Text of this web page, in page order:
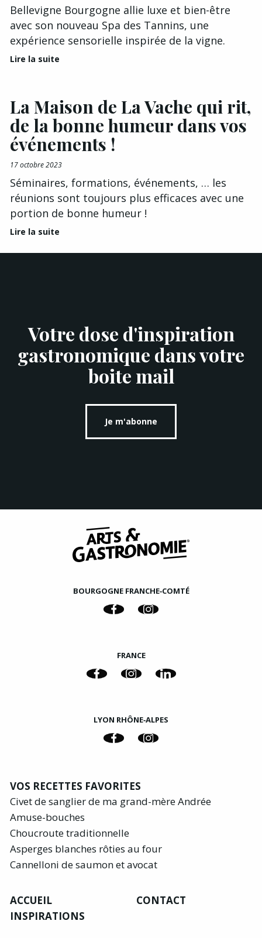
Bellevigne Bourgogne allie luxe et bien-être
avec son nouveau Spa des Tannins, une
expérience sensorielle inspirée de la vigne.
Lire la suite
La Maison de La Vache qui rit,
de la bonne humeur dans vos
événements !
17 octobre 2023
Séminaires, formations, événements, … les
réunions sont toujours plus efficaces avec une
portion de bonne humeur !
Lire la suite
Votre dose d'inspiration
gastronomique dans votre
boite mail
Je m'abonne
BOURGOGNE FRANCHE‑COMTÉ
FRANCE
LYON RHÔNE‑ALPES
VOS RECETTES FAVORITES
Civet de sanglier de ma grand-mère Andrée
Amuse-bouches
Choucroute traditionnelle
Asperges blanches rôties au four
Cannelloni de saumon et avocat
ACCUEIL
INSPIRATIONS
CONTACT